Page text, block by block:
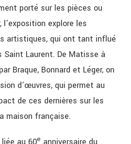
porté sur les pièces ou
l’exposition explore les
artistiques, qui ont tant influé
Saint Laurent. De Matisse à
Braque, Bonnard et Léger, on
d’œuvres, qui permet au
de ces dernières sur les
maison française.
au 60e anniversaire du